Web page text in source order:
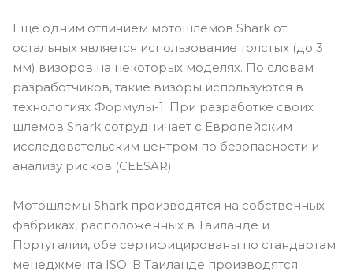
Ещё одним отличием мотошлемов Shark от
остальных является использование толстых (до 3
мм) визоров на некоторых моделях. По словам
разработчиков, такие визоры используются в
технологиях Формулы-1. При разработке своих
шлемов Shark сотрудничает с Европейским
исследовательским центром по безопасности и
анализу рисков (CEESAR).
Мотошлемы Shark производятся на собственных
фабриках, расположенных в Таиланде и
Португалии, обе сертифицированы по стандартам
менеджмента ISO. В Таиланде производятся